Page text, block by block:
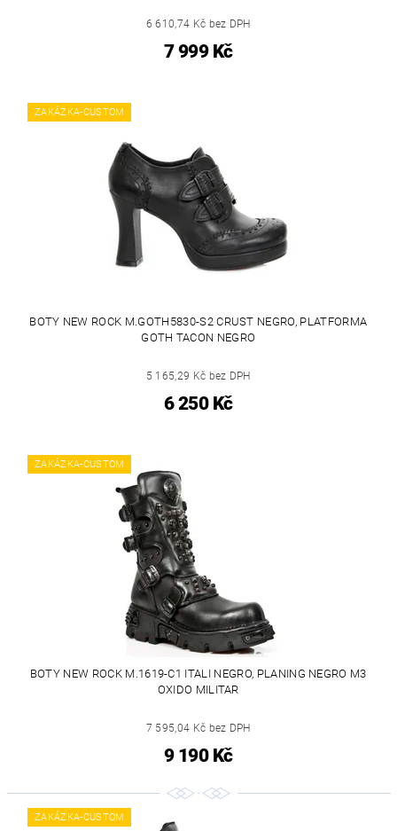
6 610,74 Kč bez DPH
7 999 Kč
ZAKÁZKA-CUSTOM
BOTY NEW ROCK M.GOTH5830-S2 CRUST NEGRO, PLATFORMA
GOTH TACON NEGRO
5 165,29 Kč bez DPH
6 250 Kč
ZAKÁZKA-CUSTOM
BOTY NEW ROCK M.1619-C1 ITALI NEGRO, PLANING NEGRO M3
OXIDO MILITAR
7 595,04 Kč bez DPH
9 190 Kč
ZAKÁZKA-CUSTOM